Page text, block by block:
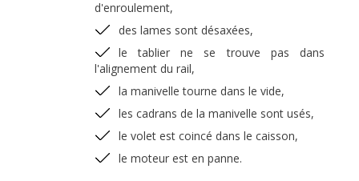
d'enroulement,
des lames sont désaxées,
le tablier ne se trouve pas dans
l'alignement du rail,
la manivelle tourne dans le vide,
les cadrans de la manivelle sont usés,
le volet est coincé dans le caisson,
le moteur est en panne.